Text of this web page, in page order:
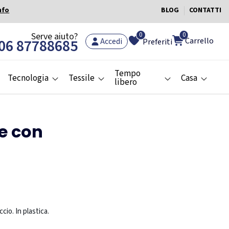
BLOG CONTATTI
Serve aiuto?
87788685 Accedi Preferiti
0 0
Carrello
Tecnologia Tessile Tempo
libero Casa
con
In plastica.